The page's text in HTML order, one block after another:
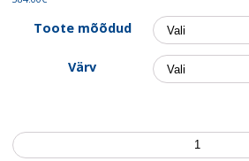
Toote mõõdud
Värv
Kivivann
Schönberg